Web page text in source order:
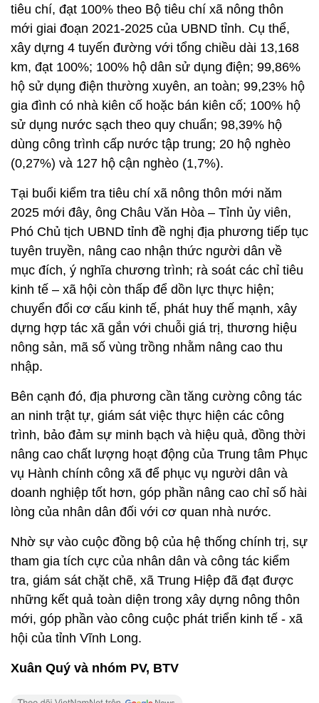
tiêu chí, đạt 100% theo Bộ tiêu chí xã nông thôn
mới giai đoạn 2021-2025 của UBND tỉnh. Cụ thể,
xây dựng 4 tuyến đường với tổng chiều dài 13,168
km, đạt 100%; 100% hộ dân sử dụng điện; 99,86%
hộ sử dụng điện thường xuyên, an toàn; 99,23% hộ
gia đình có nhà kiên cố hoặc bán kiên cố; 100% hộ
sử dụng nước sạch theo quy chuẩn; 98,39% hộ
dùng công trình cấp nước tập trung; 20 hộ nghèo
(0,27%) và 127 hộ cận nghèo (1,7%).
Tại buổi kiểm tra tiêu chí xã nông thôn mới năm
2025 mới đây, ông Châu Văn Hòa – Tỉnh ủy viên,
Phó Chủ tịch UBND tỉnh đề nghị địa phương tiếp tục
tuyên truyền, nâng cao nhận thức người dân về
mục đích, ý nghĩa chương trình; rà soát các chỉ tiêu
kinh tế – xã hội còn thấp để dồn lực thực hiện;
chuyển đổi cơ cấu kinh tế, phát huy thế mạnh, xây
dựng hợp tác xã gắn với chuỗi giá trị, thương hiệu
nông sản, mã số vùng trồng nhằm nâng cao thu
nhập.
Bên cạnh đó, địa phương cần tăng cường công tác
an ninh trật tự, giám sát việc thực hiện các công
trình, bảo đảm sự minh bạch và hiệu quả, đồng thời
nâng cao chất lượng hoạt động của Trung tâm Phục
vụ Hành chính công xã để phục vụ người dân và
doanh nghiệp tốt hơn, góp phần nâng cao chỉ số hài
lòng của nhân dân đối với cơ quan nhà nước.
Nhờ sự vào cuộc đồng bộ của hệ thống chính trị, sự
tham gia tích cực của nhân dân và công tác kiểm
tra, giám sát chặt chẽ, xã Trung Hiệp đã đạt được
những kết quả toàn diện trong xây dựng nông thôn
mới, góp phần vào công cuộc phát triển kinh tế - xã
hội của tỉnh Vĩnh Long.
Xuân Quý và nhóm PV, BTV